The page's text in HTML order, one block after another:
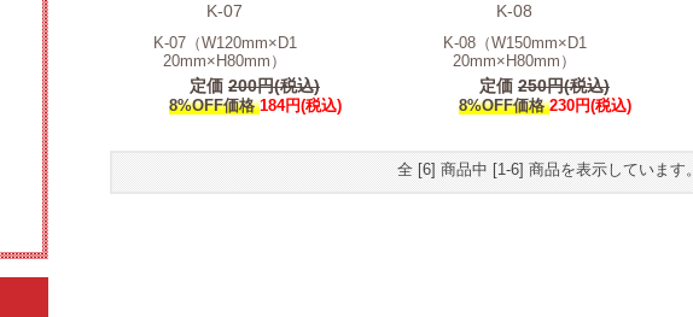
K-07
K-07（W120mm×D1
20mm×H80mm）
定価 200円(税込)
8%OFF価格184円(税込)
K-08
K-08（W150mm×D1
20mm×H80mm）
定価 250円(税込)
8%OFF価格230円(税込)
全 [6] 商品中 [1-6] 商品を表示しています。